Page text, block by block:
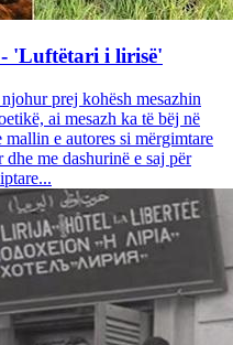
'Luftëtari i lirisë'
prej kohësh mesazhin
ai mesazh ka të bëj në
mallin e autores si mërgimtare
me dashurinë e saj për